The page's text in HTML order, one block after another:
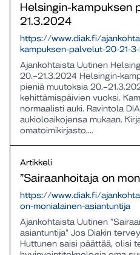
Helsingin-kampuksen
21.3.2024
https://www.diak.fi/
kampuksen-palvelut-20-21-
Ajankohtaista Uutinen
20.–21.3.2024 Helsingin-
pieniä muutoksia
kehittämispäivien vuoksi.
normaalisti auki. Ravintola
aukioloaikojensa mukaan.
omatoimikirjasto,...
Artikkeli
”Sairaanhoitaja on
https://www.diak.fi/
on-monialainen-asiantuntija
Ajankohtaista Uutinen
asiantuntija” Jos Diakin
Huttunen saisi päättää, olisi